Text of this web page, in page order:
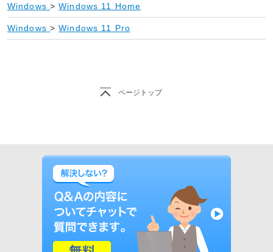
Windows > Windows 11 Home
Windows > Windows 11 Pro
ページトップ